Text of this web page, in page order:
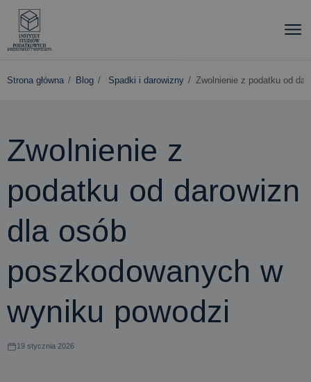
Strona główna Blog Spadki i darowizny Zwolnienie z podatku od
Zwolnienie z
podatku od darowizn
dla osób
poszkodowanych w
wyniku powodzi
19 stycznia 2026